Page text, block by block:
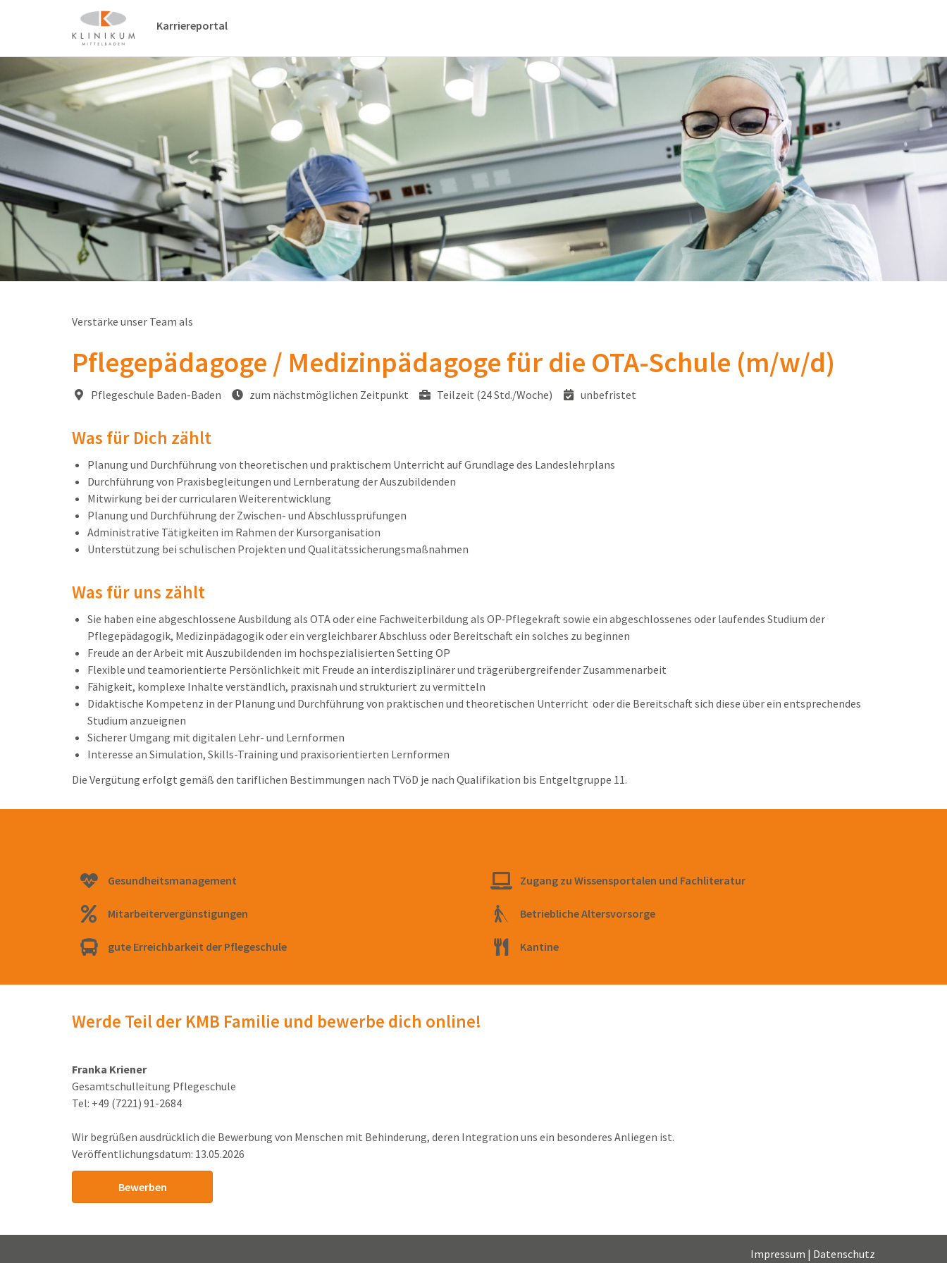
Karriereportal
Pflegepädagoge / Medizinpädagoge für die OTA-Schule (m/w/d)
Pflegeschule Baden-Baden zum nächstmöglichen Zeitpunkt Teilzeit (24 Std./Woche) unbefristet
Verstärke unser Team als
Was für Dich zählt
Planung und Durchführung von theoretischen und praktischem Unterricht auf Grundlage des Landeslehrplans
Durchführung von Praxisbegleitungen und Lernberatung der Auszubildenden
Mitwirkung bei der curricularen Weiterentwicklung
Planung und Durchführung der Zwischen- und Abschlussprüfungen
Administrative Tätigkeiten im Rahmen der Kursorganisation
Unterstützung bei schulischen Projekten und Qualitätssicherungsmaßnahmen
Was für uns zählt
Sie haben eine abgeschlossene Ausbildung als OTA oder eine Fachweiterbildung als OP-Pflegekraft sowie ein abgeschlossenes oder laufendes Studium der
Pflegepädagogik, Medizinpädagogik oder ein vergleichbarer Abschluss oder Bereitschaft ein solches zu beginnen
Freude an der Arbeit mit Auszubildenden im hochspezialisierten Setting OP
Flexible und teamorientierte Persönlichkeit mit Freude an interdisziplinärer und trägerübergreifender Zusammenarbeit
Fähigkeit, komplexe Inhalte verständlich, praxisnah und strukturiert zu vermitteln
Didaktische Kompetenz in der Planung und Durchführung von praktischen und theoretischen Unterricht oder die Bereitschaft sich diese über ein entsprechendes
Studium anzueignen
Sicherer Umgang mit digitalen Lehr- und Lernformen
Interesse an Simulation, Skills-Training und praxisorientierten Lernformen
Die Vergütung erfolgt gemäß den tariflichen Bestimmungen nach TVöD je nach Qualifikation bis Entgeltgruppe 11.
Gesundheitsmanagement Zugang zu Wissensportalen und Fachliteratur
Mitarbeitervergünstigungen Betriebliche Altersvorsorge
gute Erreichbarkeit der Pflegeschule Kantine
Werde Teil der KMB Familie und bewerbe dich online!
Franka Kriener
Gesamtschulleitung Pflegeschule
Tel: +49 (7221) 91-2684
Wir begrüßen ausdrücklich die Bewerbung von Menschen mit Behinderung, deren Integration uns ein besonderes Anliegen ist.
Veröffentlichungsdatum: 13.05.2026
Bewerben
Impressum | Datenschutz